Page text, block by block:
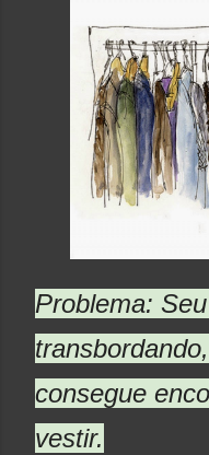
Problema: Seu
consegue
vestir.